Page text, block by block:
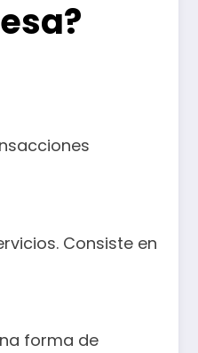
Consiste en
forma de